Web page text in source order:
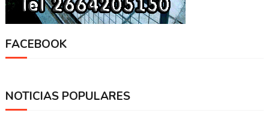
FACEBOOK
NOTICIAS POPULARES